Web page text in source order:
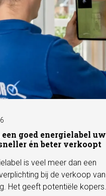
goed energielabel uw
én beter verkoopt
is veel meer dan een
bij de verkoop van
Het geeft potentiële kopers